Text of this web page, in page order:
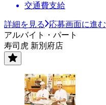
交通費支給
詳細を見る
応募画面に進む
アルバイト・パート
寿司虎 新別府店